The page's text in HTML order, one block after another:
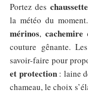
Portez des
la météo du
mérinos,cachemire
couture gênante.
savoir-faire pour
et protection: laine
chameau, le choix